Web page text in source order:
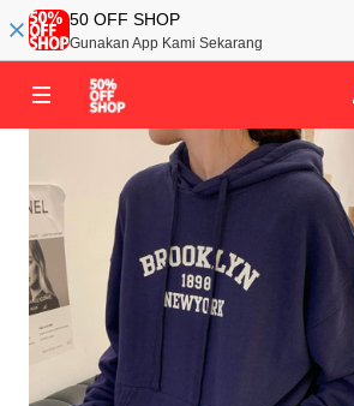
50 OFF SHOP
Gunakan App Kami Sekarang